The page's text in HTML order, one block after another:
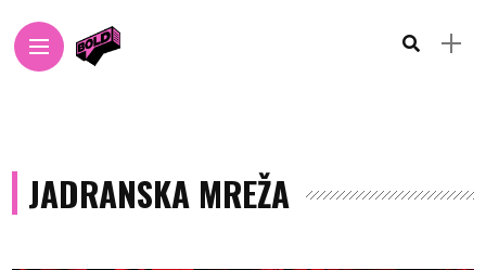
JADRANSKA MREŽA